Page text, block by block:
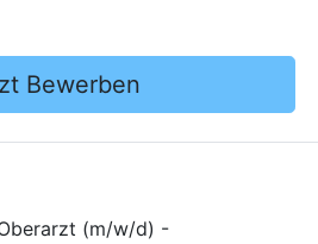
Bewerben
(m/w/d) -